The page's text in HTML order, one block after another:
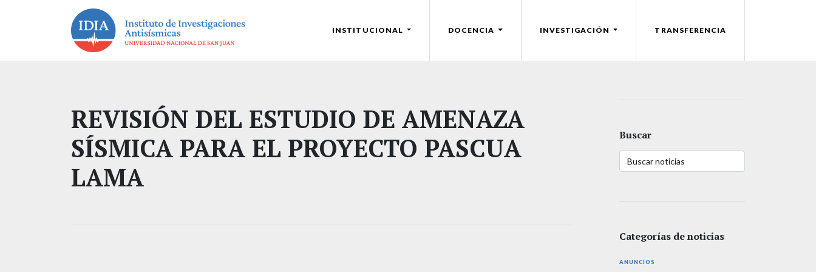
INSTITUCIONAL DOCENCIA INVESTIGACIÓN TRANSFERENCIA
REVISIÓN DEL ESTUDIO DE AMENAZA
SÍSMICA PARA EL PROYECTO PASCUA
LAMA
Buscar
Categorías de noticias
ANUNCIOS